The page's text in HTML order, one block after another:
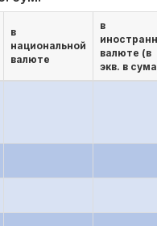
в
национальной
валюте
в
валюте (в
экв. в